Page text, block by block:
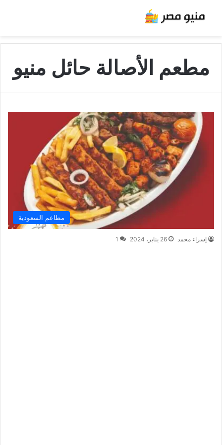
مطعم الأصالة حائل منيو
مطاعم السعودية
إسراء محمد 26 يناير، 2024 1